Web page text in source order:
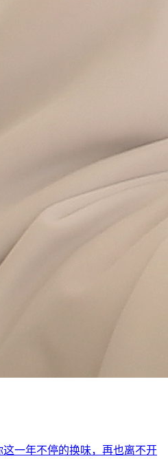
这一年不停的换味，再也离不开